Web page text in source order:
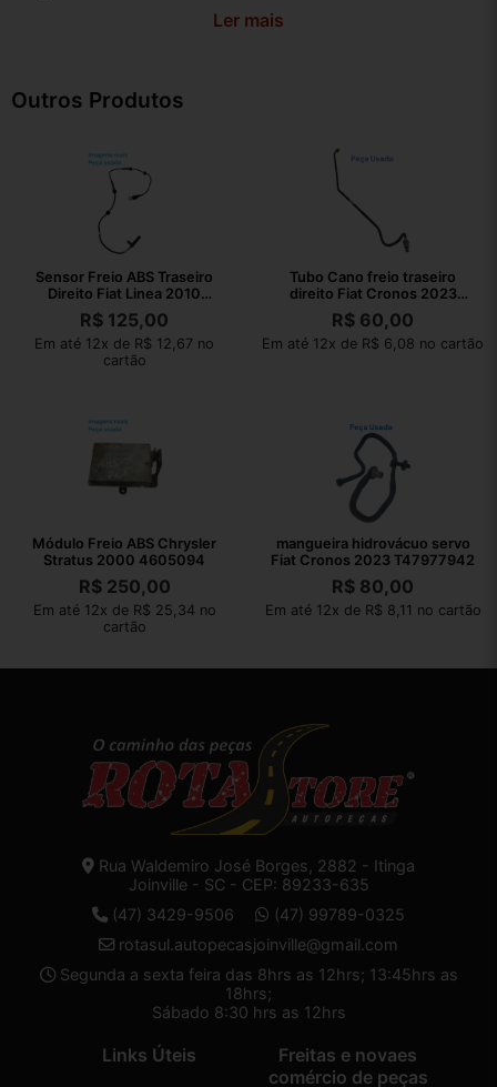
Ler mais
Outros Produtos
Sensor Freio ABS Traseiro
Direito Fiat Linea 2010
51790014
R$ 125,00
Em até 12x de R$ 12,67 no
cartão
Tubo Cano freio traseiro
direito Fiat Cronos 2023
800005882
R$ 60,00
Em até 12x de R$ 6,08 no cartão
Módulo Freio ABS Chrysler
Stratus 2000 4605094
R$250,00
Em até 12x de R$ 25,34 no
cartão
mangueira hidrovácuo servo
Fiat Cronos 2023 T47977942
R$ 80,00
Em até 12x de R$ 8,11 no cartão
Rua Waldemiro José Borges, 2882 - Itinga
Joinville - SC - CEP: 89233-635
(47) 3429-9506
(47) 99789-0325
rotasul.autopecasjoinville@gmail.com
Segunda a sexta feira das 8hrs as 12hrs; 13:45hrs as
18hrs;
Sábado 8:30 hrs as 12hrs
Links Úteis
Freitas e novaes
comércio de peças